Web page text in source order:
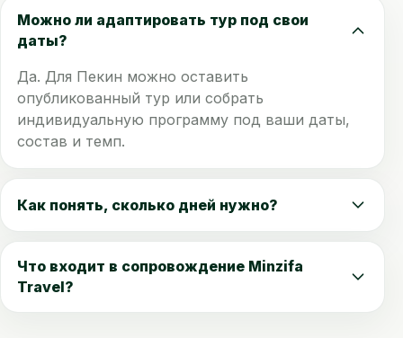
Можно ли адаптировать тур под свои
даты?
Да. Для Пекин можно оставить
опубликованный тур или собрать
индивидуальную программу под ваши даты,
состав и темп.
Как понять, сколько дней нужно?
Что входит в сопровождение Minzifa
Travel?